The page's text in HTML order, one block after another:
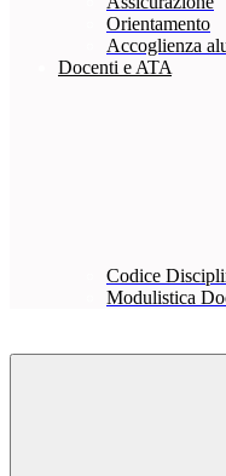
Orientamento
Accoglienza
Docenti e ATA
Codice
Modulistica